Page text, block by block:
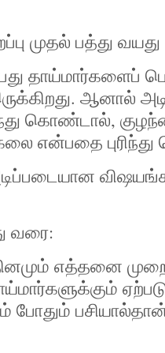
முதல் பத்து
தாய்மார்களைப்
ஆனால்
கொண்டால்,
என்பதை
வரை:
எத்தனை
போதும்